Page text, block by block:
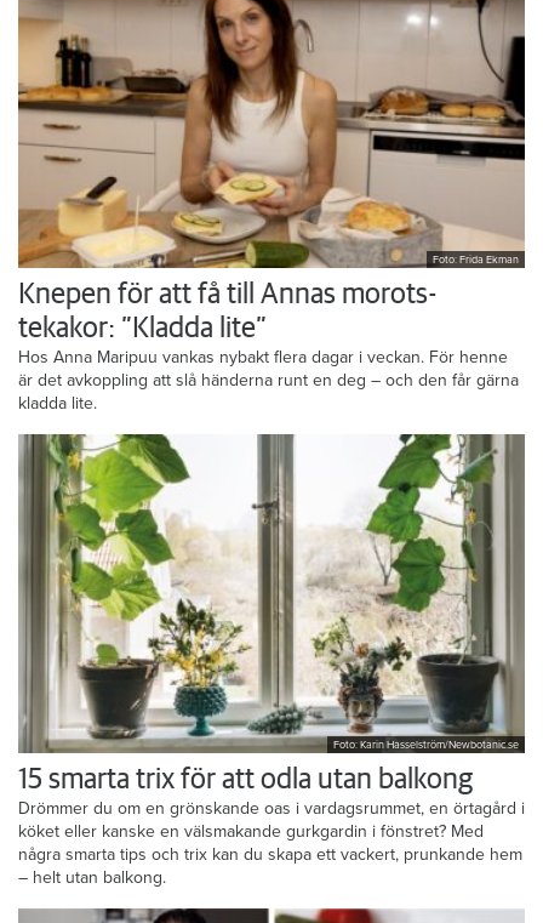
Foto: Frida Ekman
Knepen för att få till Annas morots-
tekakor: ”Kladda lite”
Hos Anna Maripuu vankas nybakt flera dagar i veckan. För henne
är det avkoppling att slå händerna runt en deg – och den får gärna
kladda lite.
Foto: Karin Hasselström/Newbotanic.se
15 smarta trix för att odla utan balkong
Drömmer du om en grönskande oas i vardagsrummet, en örtagård i
köket eller kanske en välsmakande gurkgardin i fönstret? Med
några smarta tips och trix kan du skapa ett vackert, prunkande hem
– helt utan balkong.